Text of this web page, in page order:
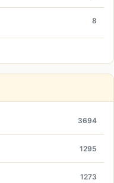
8
3694
1295
1273